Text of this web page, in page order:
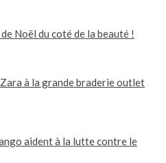
Noël du coté de la beauté !
à la grande braderie outlet
aident à la lutte contre le